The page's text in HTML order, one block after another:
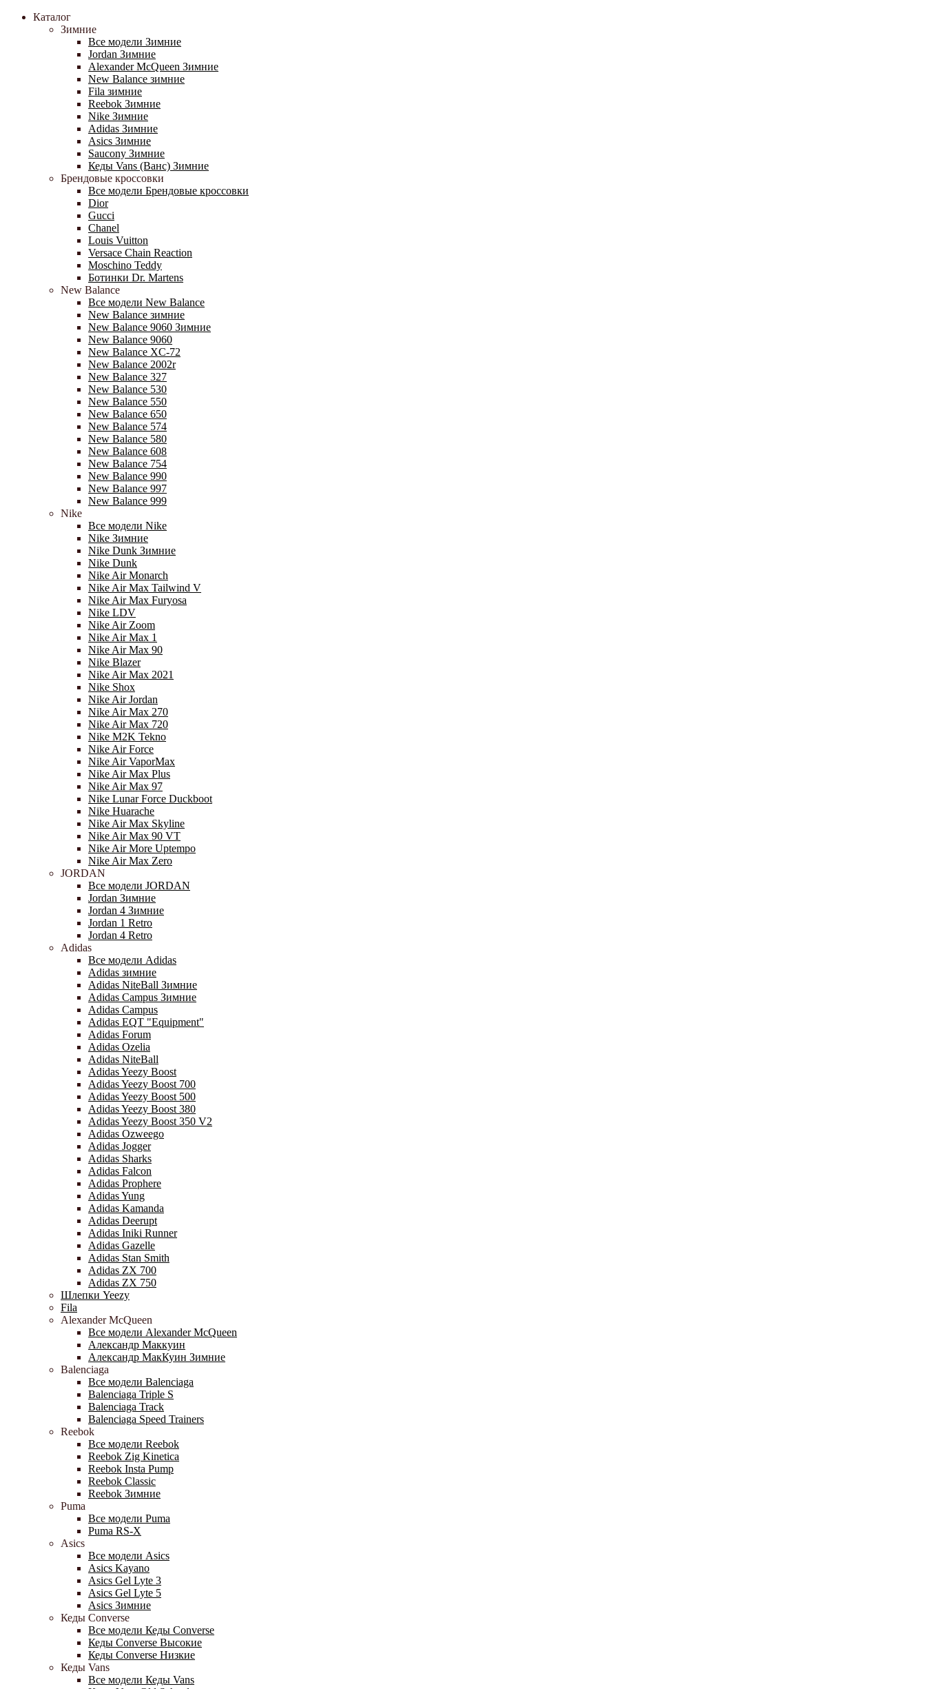
Каталог
Зимние
Все модели Зимние
Jordan Зимние
Alexander McQueen Зимние
New Balance зимние
Fila зимние
Reebok Зимние
Nike Зимние
Adidas Зимние
Asics Зимние
Saucony Зимние
Кеды Vans (Ванс) Зимние
Брендовые кроссовки
Все модели Брендовые кроссовки
Dior
Gucci
Chanel
Louis Vuitton
Versace Chain Reaction
Moschino Teddy
Ботинки Dr. Martens
New Balance
Все модели New Balance
New Balance зимние
New Balance 9060 Зимние
New Balance 9060
New Balance XC-72
New Balance 2002r
New Balance 327
New Balance 530
New Balance 550
New Balance 650
New Balance 574
New Balance 580
New Balance 608
New Balance 754
New Balance 990
New Balance 997
New Balance 999
Nike
Все модели Nike
Nike Зимние
Nike Dunk Зимние
Nike Dunk
Nike Air Monarch
Nike Air Max Tailwind V
Nike Air Max Furyosa
Nike LDV
Nike Air Zoom
Nike Air Max 1
Nike Air Max 90
Nike Blazer
Nike Air Max 2021
Nike Shox
Nike Air Jordan
Nike Air Max 270
Nike Air Max 720
Nike M2K Tekno
Nike Air Force
Nike Air VaporMax
Nike Air Max Plus
Nike Air Max 97
Nike Lunar Force Duckboot
Nike Huarache
Nike Air Max Skyline
Nike Air Max 90 VT
Nike Air More Uptempo
Nike Air Max Zero
JORDAN
Все модели JORDAN
Jordan Зимние
Jordan 4 Зимние
Jordan 1 Retro
Jordan 4 Retro
Adidas
Все модели Adidas
Adidas зимние
Adidas NiteBall Зимние
Adidas Campus Зимние
Adidas Campus
Adidas EQT "Equipment"
Adidas Forum
Adidas Ozelia
Adidas NiteBall
Adidas Yeezy Boost
Adidas Yeezy Boost 700
Adidas Yeezy Boost 500
Adidas Yeezy Boost 380
Adidas Yeezy Boost 350 V2
Adidas Ozweego
Adidas Jogger
Adidas Sharks
Adidas Falcon
Adidas Prophere
Adidas Yung
Adidas Kamanda
Adidas Deerupt
Adidas Iniki Runner
Adidas Gazelle
Adidas Stan Smith
Adidas ZX 700
Adidas ZX 750
Шлепки Yeezy
Fila
Alexander McQueen
Все модели Alexander McQueen
Александр Маккуин
Александр МакКуин Зимние
Balenciaga
Все модели Balenciaga
Balenciaga Triple S
Balenciaga Track
Balenciaga Speed Trainers
Reebok
Все модели Reebok
Reebok Zig Kinetica
Reebok Insta Pump
Reebok Classic
Reebok Зимние
Puma
Все модели Puma
Puma RS-X
Asics
Все модели Asics
Asics Kayano
Asics Gel Lyte 3
Asics Gel Lyte 5
Asics Зимние
Кеды Converse
Все модели Кеды Converse
Кеды Converse Высокие
Кеды Converse Низкие
Кеды Vans
Все модели Кеды Vans